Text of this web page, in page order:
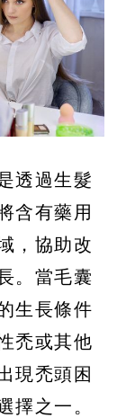
透過生髮
含有藥用
，協助改
。當毛囊
生長條件
禿或其他
現禿頭困
擇之一。